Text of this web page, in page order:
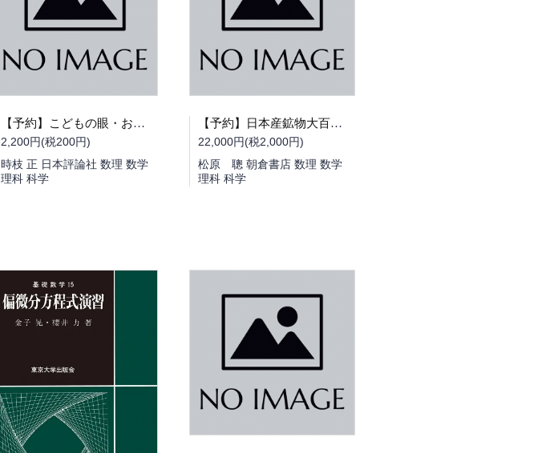
【予約】こどもの眼・おとなの頭 数理にあそぶ（10/02頃発送予定）
2,200円(税200円)
時枝 正 日本評論社 数理 数学
理科 科学
【予約】日本産鉱物大百科 （09/30頃発送予定）（送料無料）
22,000円(税2,000円)
松原 聰 朝倉書店 数理 数学
理科 科学